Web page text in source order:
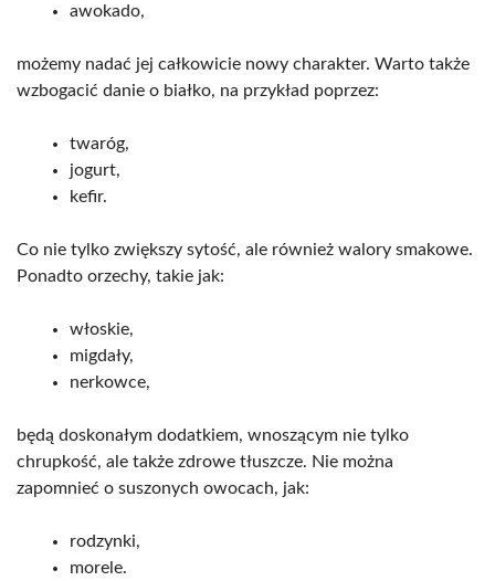
awokado,
możemy nadać jej całkowicie nowy charakter. Warto także
wzbogacić danie o białko, na przykład poprzez:
twaróg,
jogurt,
kefir.
Co nie tylko zwiększy sytość, ale również walory smakowe.
Ponadto orzechy, takie jak:
włoskie,
migdały,
nerkowce,
będą doskonałym dodatkiem, wnoszącym nie tylko
chrupkość, ale także zdrowe tłuszcze. Nie można
zapomnieć o suszonych owocach, jak:
rodzynki,
morele.